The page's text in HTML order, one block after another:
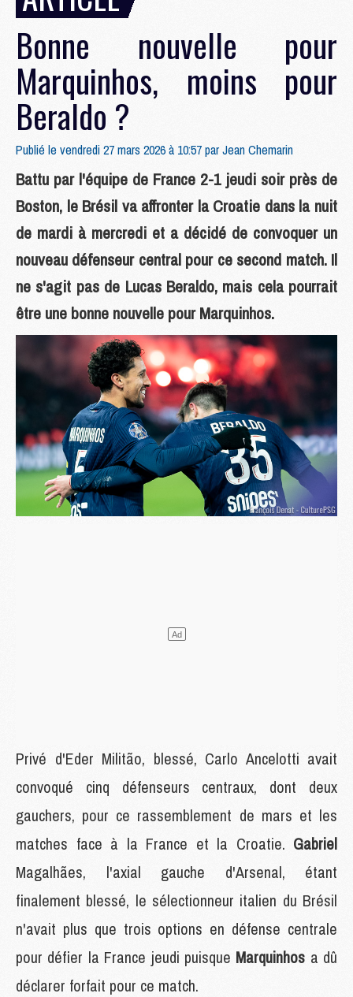
Bonne nouvelle pour
Marquinhos, moins pour
Beraldo ?
Publié le vendredi 27 mars 2026 à 10:57 parJean Chemarin
Battu par l'équipe de France 2-1 jeudi soir près de
Boston, le Brésil va affronter la Croatie dans la nuit
de mardi à mercredi et a décidé de convoquer un
nouveau défenseur central pour ce second match. Il
ne s'agit pas de Lucas Beraldo, mais cela pourrait
être une bonne nouvelle pour Marquinhos.
Privé d'Eder Militão, blessé, Carlo Ancelotti avait
convoqué cinq défenseurs centraux, dont deux
gauchers, pour ce rassemblement de mars et les
matches face à la France et la Croatie. Gabriel
Magalhães, l'axial gauche d'Arsenal, étant
finalement blessé, le sélectionneur italien du Brésil
n'avait plus que trois options en défense centrale
pour défier la France jeudi puisque Marquinhos a dû
déclarer forfait pour ce match.